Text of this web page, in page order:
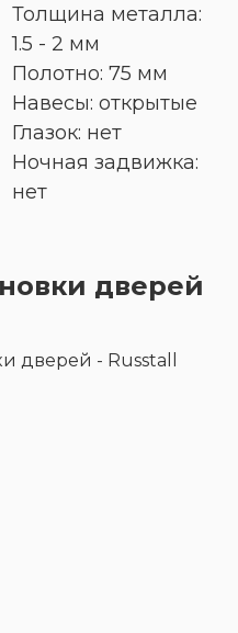
Толщина металла:
1.5 - 2 мм
Полотно: 75 мм
Навесы: открытые
Глазок: нет
Ночная задвижка:
нет
дверей